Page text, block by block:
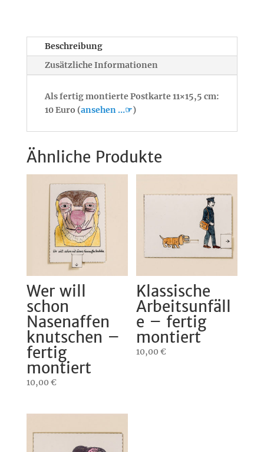
Beschreibung
Zusätzliche Informationen
Als fertig montierte Postkarte 11×15,5 cm:
10 Euro (ansehen …☞)
Ähnliche Produkte
Wer will
schon
Nasenaffen
knutschen –
fertig
montiert
10,00 €
Klassische
Arbeitsunfäll
e – fertig
montiert
10,00€